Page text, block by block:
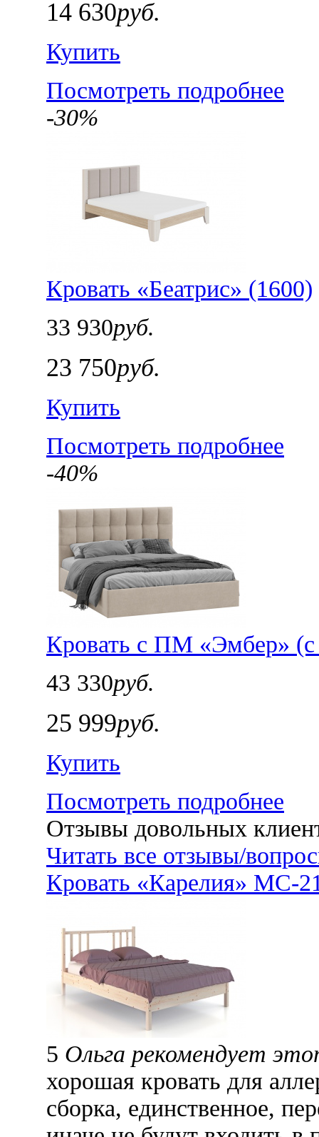
14 630руб.
Купить
Посмотреть подробнее
-30%
Кровать «Беатрис» (1600)
33 930руб.
23 750руб.
Купить
Посмотреть подробнее
-40%
Кровать с ПМ «Эмбер»
43 330руб.
25 999руб.
Купить
Посмотреть подробнее
Отзывы довольных
Читать все отзывы/
Кровать «Карелия» МС-
5 Ольга рекомендует
хорошая кровать для
сборка, единственное,